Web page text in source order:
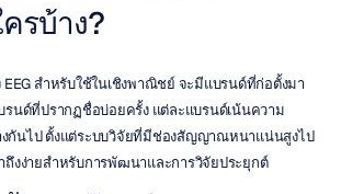
รบ้าง?
EEG สำหรับใช้ในเชิงพาณิชย์ จะมีแบรนด์ที่ก่อตั้งมา
นด์ที่ปรากฏชื่อบ่อยครั้ง แต่ละแบรนด์เน้นความ
กันไป ตั้งแต่ระบบวิจัยที่มีช่องสัญญาณหนาแน่นสูงไป
งง่ายสำหรับการพัฒนาและการวิจัยประยุกต์